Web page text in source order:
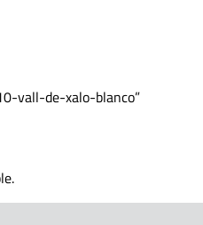
vall-de-xalo-blanco